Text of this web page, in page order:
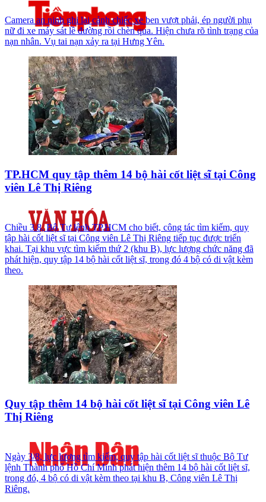
Camera an ninh ghi lại cảnh chiếc xe ben vượt phải, ép người phụ
nữ đi xe máy sát lề đường rồi chèn qua. Hiện chưa rõ tình trạng của
nạn nhân. Vụ tai nạn xảy ra tại Hưng Yên.
TP.HCM quy tập thêm 14 bộ hài cốt liệt sĩ tại Công
viên Lê Thị Riêng
Chiều 3.8, Bộ Tư lệnh TP.HCM cho biết, công tác tìm kiếm, quy
tập hài cốt liệt sĩ tại Công viên Lê Thị Riêng tiếp tục được triển
khai. Tại khu vực tìm kiếm thứ 2 (khu B), lực lượng chức năng đã
phát hiện, quy tập 14 bộ hài cốt liệt sĩ, trong đó 4 bộ có di vật kèm
theo.
Quy tập thêm 14 bộ hài cốt liệt sĩ tại Công viên Lê
Thị Riêng
Ngày 3/8, lực lượng tìm kiếm, quy tập hài cốt liệt sĩ thuộc Bộ Tư
lệnh Thành phố Hồ Chí Minh phát hiện thêm 14 bộ hài cốt liệt sĩ,
trong đó, 4 bộ có di vật kèm theo tại khu B, Công viên Lê Thị
Riêng.